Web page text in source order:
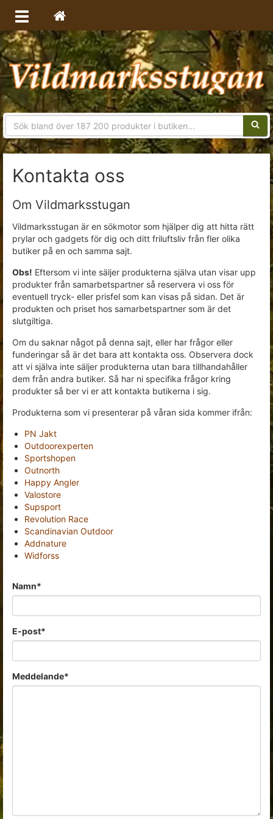
Kontakta oss
Om Vildmarksstugan
Vildmarksstugan är en sökmotor som hjälper dig att hitta rätt
prylar och gadgets för dig och ditt friluftsliv från fler olika
butiker på en och samma sajt.
Obs! Eftersom vi inte säljer produkterna själva utan visar upp
produkter från samarbetspartner så reservera vi oss för
eventuell tryck- eller prisfel som kan visas på sidan. Det är
produkten och priset hos samarbetspartner som är det
slutgiltiga.
Om du saknar något på denna sajt, eller har frågor eller
funderingar så är det bara att kontakta oss. Observera dock
att vi själva inte säljer produkterna utan bara tillhandahåller
dem från andra butiker. Så har ni specifika frågor kring
produkter så ber vi er att kontakta butikerna i sig.
Produkterna som vi presenterar på våran sida kommer ifrån:
PN Jakt
Outdoorexperten
Sportshopen
Outnorth
Happy Angler
Valostore
Supsport
Revolution Race
Scandinavian Outdoor
Addnature
Widforss
Namn*
E-post*
Meddelande*